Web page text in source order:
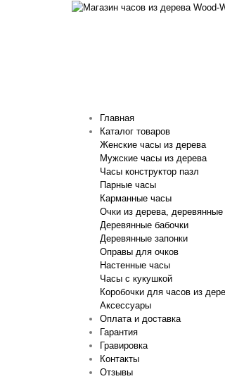
Главная
Каталог товаров
Женские часы из дерева
Мужские часы из дерева
Часы конструктор пазл
Парные часы
Карманные часы
Очки из дерева, деревянные
Деревянные бабочки
Деревянные запонки
Оправы для очков
Настенные часы
Часы с кукушкой
Коробочки для часов из
Аксессуары
Оплата и доставка
Гарантия
Гравировка
Контакты
Отзывы